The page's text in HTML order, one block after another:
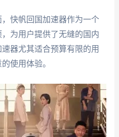
快帆回国加速器作为一个
为用户提供了无缝的国内
器尤其适合预算有限的用
使用体验。